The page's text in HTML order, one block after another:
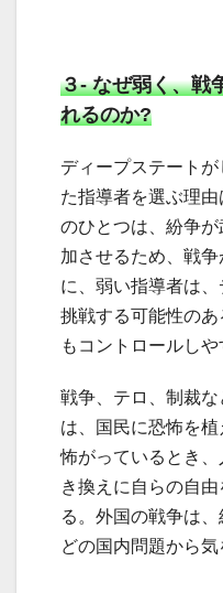
３- なぜ弱く、戦
れるのか?
ディープステート
た指導者を選ぶ理
のひとつは、紛争
加させるため、戦
に、弱い指導者は
挑戦する可能性の
もコントロールしや
戦争、テロ、制裁
は、国民に恐怖を植
怖がっているとき、
き換えに自らの自
る。外国の戦争は
どの国内問題から気